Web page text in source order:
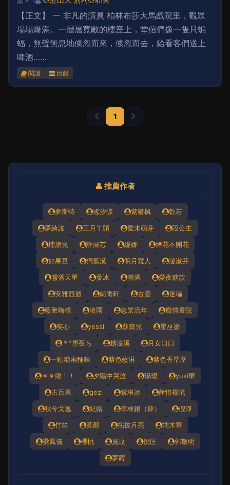
【正文】 一 非凡的演員 柏林布莎大馬戲院里，觀眾
場場爆滿。一層層寬敞的樓座上，堂倌們像一隻只蝙
蝠，無聲無息地倏忽而來，倏忽而去，給看客們送上
啤酒……
閱讀 目錄
1
👤 推薦作者
夢斯特 瑤汐涙 紫鬱楓
乾若
夢綺謠
三月丫頭 愛未萌芽
段公主
楠旗兒
許涵芯 緹娜
煙花不開花
如果豆
獨孤漠 明月窺人
淩淑芬
雪落天星
葉冰 漪落
愛夜糖歆
安雅西逝
鈊雨軒 古靈
迷瑞
藍脃嗨樣
淩雨 急景流年
癡情書院
笑心
yessi 蘇寶兒
星巫婆
＊°墨夜ち
越淩溪
月女口口
一顆糖兩種味
紫色藍淋
紫色香草屋
￥￥殤！！
夕陽中哭泣 瑒璦
yuki華
古百裏
gezi 紫琳冰
茜愔櫻瑤
秋兮戈逸
紀絡 李林銀（韓）
倪淨
竹笙
莫顏 拓拔月亮
端木華
梁鳳儀
櫻桃 施玟 倪匡
郭敬明
夢蘿